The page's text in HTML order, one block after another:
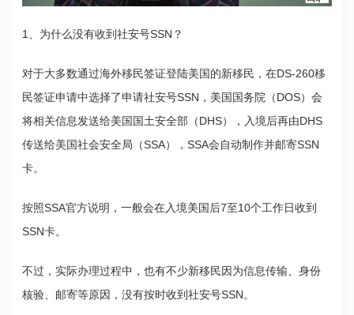
1、为什么没有收到社安号SSN？
对于大多数通过海外移民签证登陆美国的新移民，在DS-260移
民签证申请中选择了申请社安号SSN，美国国务院（DOS）会
将相关信息发送给美国国土安全部（DHS），入境后再由DHS
传送给美国社会安全局（SSA），SSA会自动制作并邮寄SSN
卡。
按照SSA官方说明，一般会在入境美国后7至10个工作日收到
SSN卡。
不过，实际办理过程中，也有不少新移民因为信息传输、身份
核验、邮寄等原因，没有按时收到社安号SSN。